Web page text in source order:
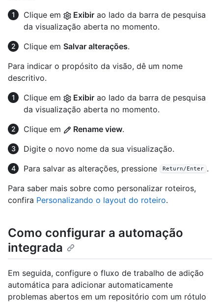
Clique em
Exibir ao lado da barra de pesquisa
da visualização aberta no momento.
Clique em Salvar alterações.
Para indicar o propósito da visão, dê um nome
descritivo.
Clique em
Exibir ao lado da barra de pesquisa
da visualização aberta no momento.
Clique em
Rename view.
Digite o novo nome da sua visualização.
Para salvar as alterações, pressione
Return/Enter .
Para saber mais sobre como personalizar roteiros,
confira Personalizando o layout do roteiro.
Como configurar a automação
integrada
Em seguida, configure o fluxo de trabalho de adição
automática para adicionar automaticamente
problemas abertos em um repositório com um rótulo